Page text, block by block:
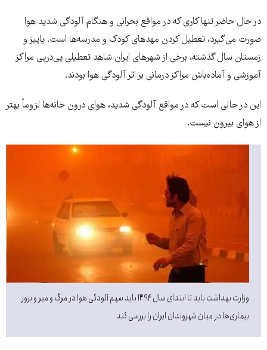
در حال حاضر تنها کاری که در مواقع بحرانی و هنگام آلودگی شدید هوا
صورت می‌گیرد، تعطیل کردن مهد‌های کودک و مدرسه‌ها است. پاییز و
زمستان سال گذشته، برخی از شهرهای ایران شاهد تعطیلی پی‌در‌پی مراکز
آموزشی و آماده‌باش مراکز درمانی بر اثر آلودگی هوا بودند.
این در حالی است ‌که در مواقع آلودگی شدید، هوای درون خانه‌ها لزوماً بهتر
از هوای بیرون نیست.
وزارت بهداشت باید تا ابتدای سال ۱۳۹۴ باید سهم آلودگی هوا در مرگ و میر و بروز
بیماری‌ها در میان شهروندان ایران را بررسی کند